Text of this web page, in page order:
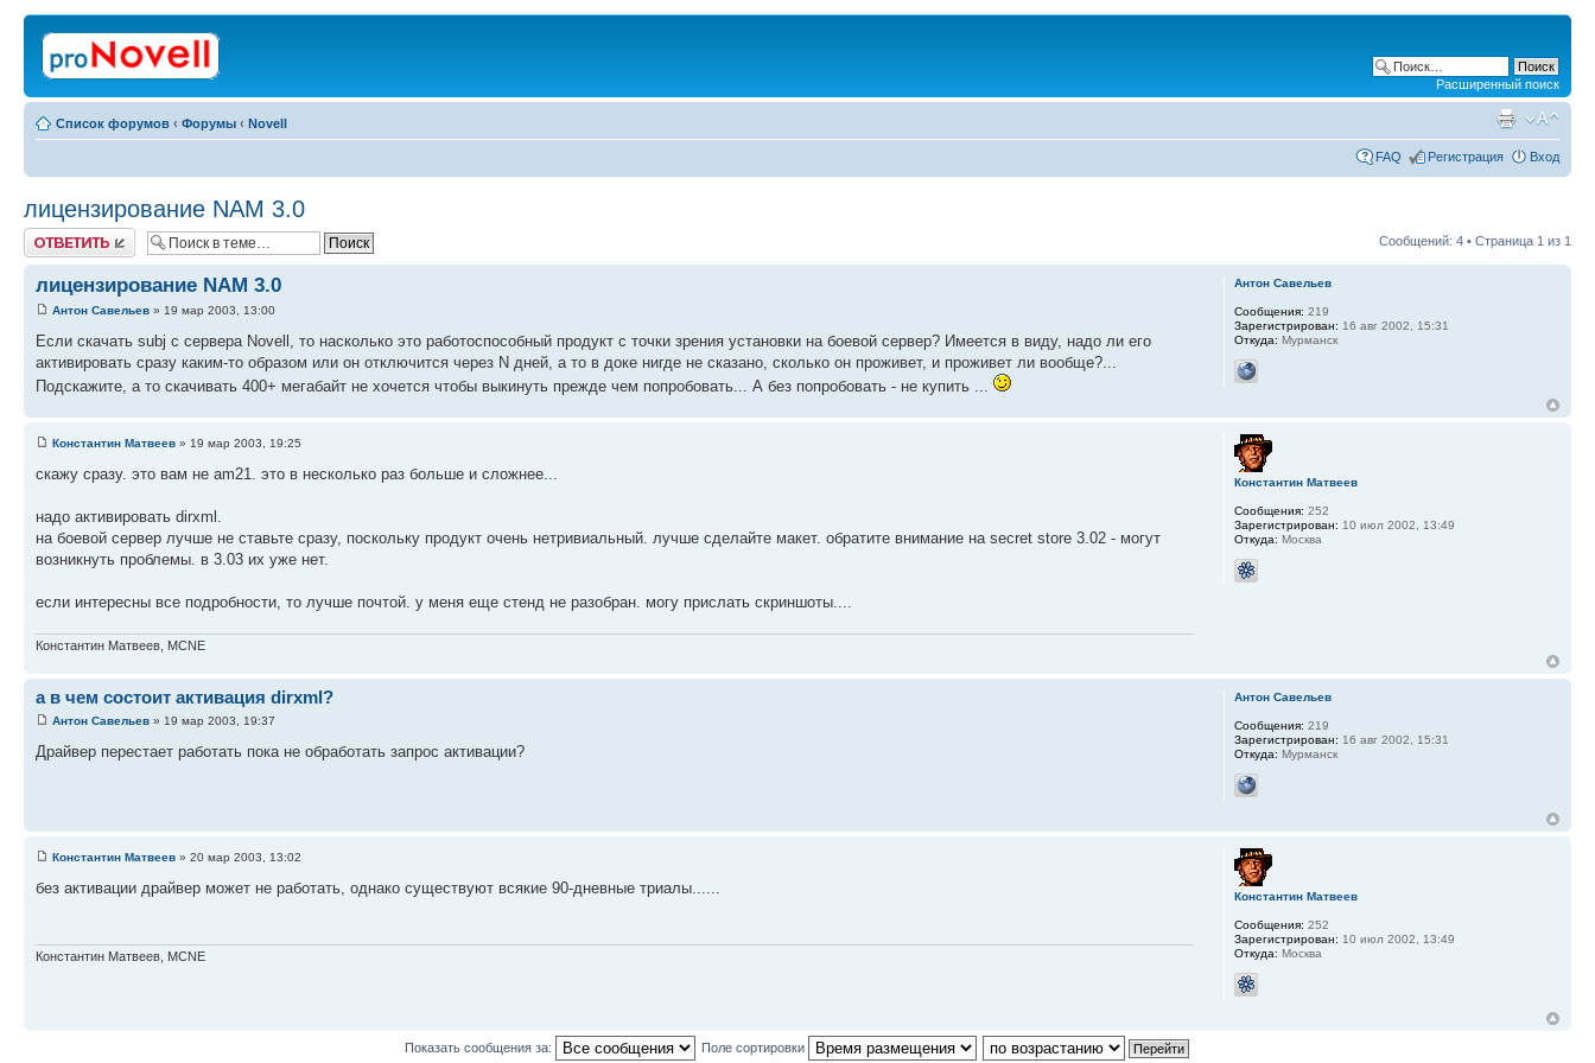
Расширенный поиск
Список форумов ‹ Форумы ‹ Novell
FAQ Регистрация Вход
лицензирование NAM 3.0
Ответить Сообщений: 4 • Страница 1 из 1
лицензирование NAM 3.0
Антон Савельев » 19 мар 2003, 13:00
Если скачать subj с сервера Novell, то насколько это работоспособный продукт с точки зрения установки на боевой сервер? Имеется в виду, надо ли его
активировать сразу каким-то образом или он отключится через N дней, а то в доке нигде не сказано, сколько он проживет, и проживет ли вообще?...
Подскажите, а то скачивать 400+ мегабайт не хочется чтобы выкинуть прежде чем попробовать... А без попробовать - не купить ...
Антон Савельев
Сообщения: 219
Зарегистрирован: 16 авг 2002, 15:31
Откуда: Мурманск
Константин Матвеев » 19 мар 2003, 19:25
скажу сразу. это вам не am21. это в несколько раз больше и сложнее...
надо активировать dirxml.
на боевой сервер лучше не ставьте сразу, поскольку продукт очень нетривиальный. лучше сделайте макет. обратите внимание на secret store 3.02 - могут
возникнуть проблемы. в 3.03 их уже нет.
если интересны все подробности, то лучше почтой. у меня еще стенд не разобран. могу прислать скриншоты....
Константин Матвеев, MCNE
Константин Матвеев
Сообщения: 252
Зарегистрирован: 10 июл 2002, 13:49
Откуда: Москва
а в чем состоит активация dirxml?
Антон Савельев » 19 мар 2003, 19:37
Драйвер перестает работать пока не обработать запрос активации?
Антон Савельев
Сообщения: 219
Зарегистрирован: 16 авг 2002, 15:31
Откуда: Мурманск
Константин Матвеев » 20 мар 2003, 13:02
без активации драйвер может не работать, однако существуют всякие 90-дневные триалы......
Константин Матвеев, MCNE
Константин Матвеев
Сообщения: 252
Зарегистрирован: 10 июл 2002, 13:49
Откуда: Москва
Показать сообщения за: Поле сортировки